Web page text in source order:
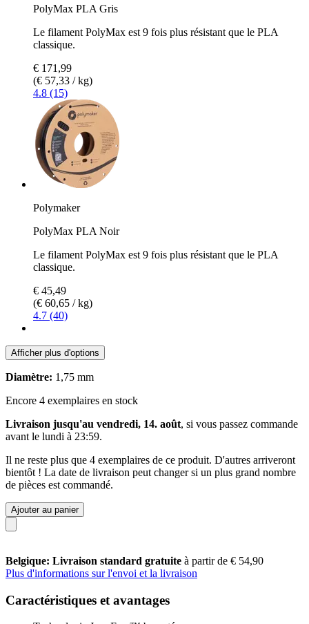
PolyMax PLA Gris
Le filament PolyMax est 9 fois plus résistant que le PLA
classique.
€ 171,99
(€ 57,33 / kg)
4.8 (15)
Polymaker
PolyMax PLA Noir
Le filament PolyMax est 9 fois plus résistant que le PLA
classique.
€ 45,49
(€ 60,65 / kg)
4.7 (40)
Afficher plus d'options
Diamètre: 1,75 mm
Encore 4 exemplaires en stock
Livraison jusqu'au vendredi, 14. août, si vous passez commande
avant le lundi à 23:59.
Il ne reste plus que 4 exemplaires de ce produit. D'autres arriveront
bientôt ! La date de livraison peut changer si un plus grand nombre
de pièces est commandé.
Ajouter au panier
Belgique: Livraison standard gratuite à partir de € 54,90
Plus d'informations sur l'envoi et la livraison
Caractéristiques et avantages